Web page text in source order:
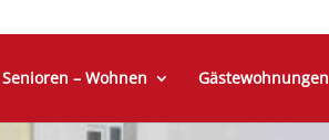
Senioren – Wohnen Gästewohnungen